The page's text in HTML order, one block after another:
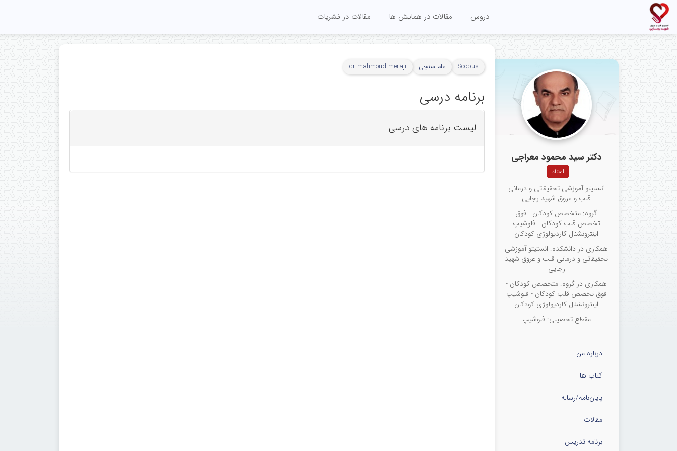
دروس مقالات در همایش ها مقالات در نشریات
دکتر سید محمود معراجی
استاد
انستیتو آموزشی تحقیقاتی و درمانی
قلب و عروق شهید رجایی
گروه: متخصص کودکان - فوق
تخصص قلب کودکان - فلوشیپ
اینترونشنال کاردیولوژی کودکان
همکاری در دانشکده: انستیتو آموزشی
تحقیقاتی و درمانی قلب و عروق شهید
رجایی
همکاری در گروه: متخصص کودکان -
فوق تخصص قلب کودکان - فلوشیپ
اینترونشنال کاردیولوژی کودکان
مقطع تحصیلی: فلوشیپ
درباره من
کتاب ها
پایان‌نامه‌/رساله
مقالات
برنامه تدریس
Scopus علم سنجی dr-mahmoud meraji
برنامه درسی
لیست برنامه های درسی